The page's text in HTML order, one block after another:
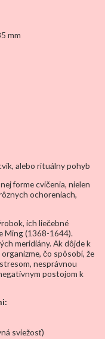
mm
alebo rituálny pohyb
forme cvičenia, nielen
ochoreniach,
ich liečebné
Ming (1368-1644).
meridiány. Ak dôjde k
čo spôsobí, že
nesprávnou
postojom k
sviežosť)